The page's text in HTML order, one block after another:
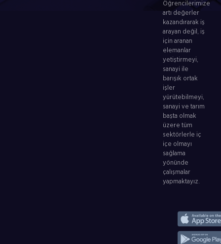
Öğrencilerimize
artı değerler
kazandırarak iş
arayan değil, iş
için aranan
elemanlar
yetiştirmeyi,
sanayi ile
barışık ortak
işler
yürütebilmeyi,
sanayi ve tarım
başta olmak
üzere tüm
sektörlerle iç
içe olmayı
sağlama
yönünde
çalışmalar
yapmaktayız.